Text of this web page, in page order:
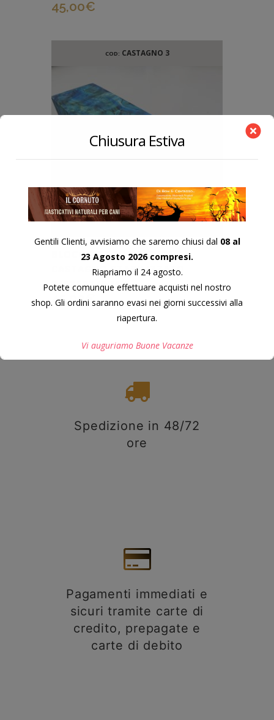
45,00€
COD: CASTAGNO 3
BLOCCHETTO IN RADICA DI
CASTAGNO STABILIZZATO
140X50X40 MM.
45,00€
Spedizione in 48/72
ore
Pagamenti immediati e
sicuri tramite carte di
credito, prepagate e
carte di debito
Chiusura Estiva
Gentili Clienti, avvisiamo che saremo chiusi dal 08 al
23 Agosto 2026 compresi.
Riapriamo il 24 agosto.
Potete comunque effettuare acquisti nel nostro
shop. Gli ordini saranno evasi nei giorni successivi alla
riapertura.
Vi auguriamo Buone Vacanze
Questo si chiuderà in